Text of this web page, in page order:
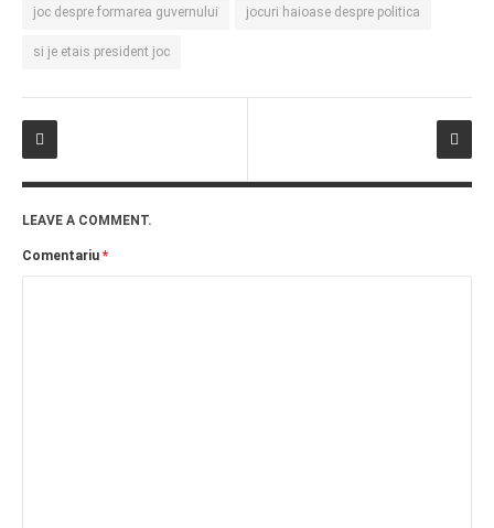
joc despre formarea guvernului jocuri haioase despre politica
si je etais president joc
LEAVE A COMMENT.
Comentariu *